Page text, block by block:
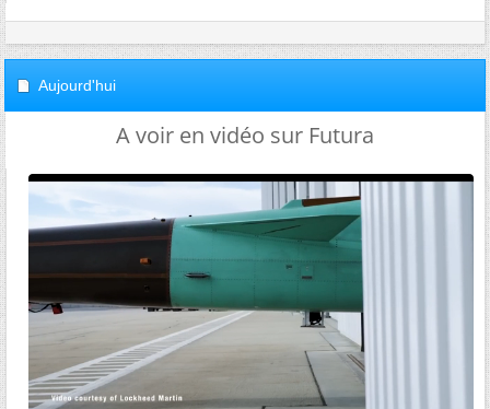
Aujourd'hui
A voir en vidéo sur Futura